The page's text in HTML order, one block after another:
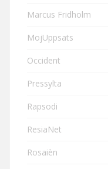
Marcus Fridholm
MojUppsats
Occident
Pressylta
Rapsodi
ResiaNet
Rosaièn